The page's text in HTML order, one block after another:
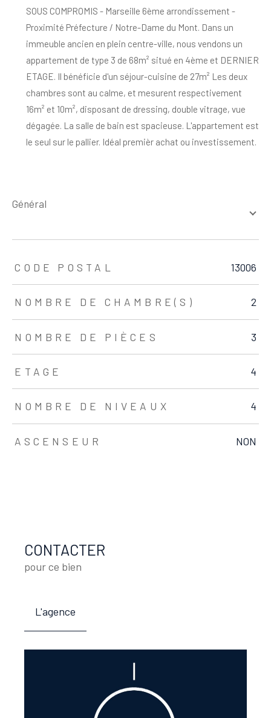
SOUS COMPROMIS - Marseille 6ème arrondissement -
Proximité Préfecture / Notre-Dame du Mont. Dans un
immeuble ancien en plein centre-ville, nous vendons un
appartement de type 3 de 68m² situé en 4ème et DERNIER
ETAGE. Il bénéficie d'un séjour-cuisine de 27m² Les deux
chambres sont au calme, et mesurent respectivement
16m² et 10m², disposant de dressing, double vitrage, vue
dégagée. La salle de bain est spacieuse. L'appartement est
le seul sur le pallier. Idéal premièr achat ou investissement.
général
TRAD_ZEPHYR_Caracteristique TRAD_ZEPHYR_Valeurs
CODE POSTAL 13006
NOMBRE DE CHAMBRE(S) 2
NOMBRE DE PIÈCES 3
ETAGE 4
NOMBRE DE NIVEAUX 4
ASCENSEUR NON
CONTACTER
pour ce bien
L'agence